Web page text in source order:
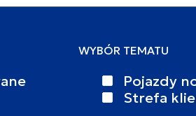
WYBÓR TEMATU
Pojazdy
Strefa